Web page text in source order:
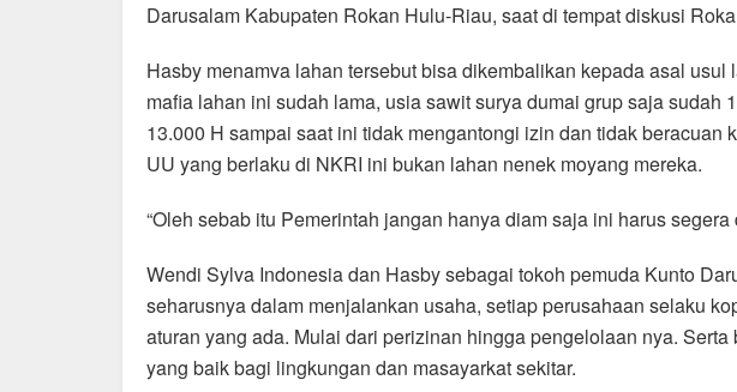
Darusalam Kabupaten Rokan Hulu-Riau, saat di tempat diskusi
Hasby menamva lahan tersebut bisa dikembalikan kepada asal usul
mafia lahan ini sudah lama, usia sawit surya dumai grup saja sudah
13.000 H sampai saat ini tidak mengantongi izin dan tidak beracuan
UU yang berlaku di NKRI ini bukan lahan nenek moyang mereka.
“Oleh sebab itu Pemerintah jangan hanya diam saja ini harus segera
Wendi Sylva Indonesia dan Hasby sebagai tokoh pemuda Kunto
seharusnya dalam menjalankan usaha, setiap perusahaan selaku
aturan yang ada. Mulai dari perizinan hingga pengelolaan nya.
yang baik bagi lingkungan dan masayarkat sekitar.